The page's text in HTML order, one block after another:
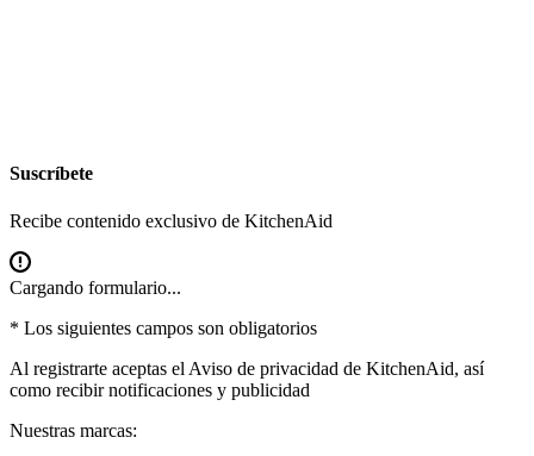
Suscríbete
Recibe contenido exclusivo de KitchenAid
Cargando formulario...
* Los siguientes campos son obligatorios
Al registrarte aceptas el Aviso de privacidad de KitchenAid, así
como recibir notificaciones y publicidad
Nuestras marcas: